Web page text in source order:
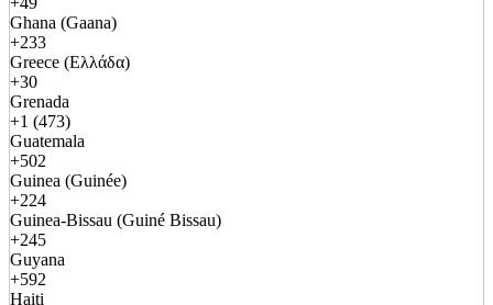
Ghana (Gaana)
+233
Greece (Ελλάδα)
+30
Grenada
+1 (473)
Guatemala
+502
Guinea (Guinée)
+224
Guinea-Bissau (Guiné Bissau)
+245
Guyana
+592
Haiti